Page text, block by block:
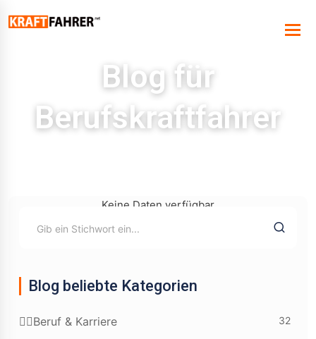
Blog für
Berufskraftfahrer
Keine Daten verfügbar
Blog beliebte Kategorien
👷‍♂️Beruf & Karriere 32